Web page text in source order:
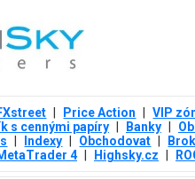
Price Action
VIP
s cennými papíry Banky
Indexy Obchodovat
4 Highsky.cz